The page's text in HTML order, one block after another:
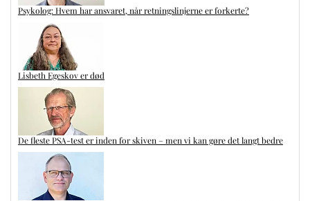
Psykolog: Hvem har ansvaret, når retningslinjerne er forkerte?
Lisbeth Egeskov er død
De fleste PSA-test er inden for skiven – men vi kan gøre det langt bedre